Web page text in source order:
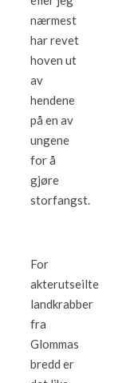
nærmest
har revet
hoven ut
av
hendene
på en av
ungene
for å
gjøre
storfangst.
For
akterutseilte
landkrabber
fra
Glommas
bredd er